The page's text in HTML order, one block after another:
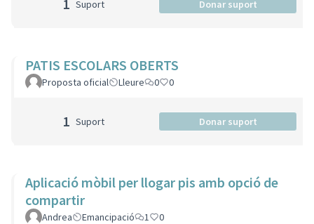
1 Suport Donar suport
PATIS ESCOLARS OBERTS
Proposta oficial Lleure 0 0
1 Suport Donar suport
Aplicació mòbil per llogar pis amb opció de
compartir
Andrea Emancipació 1 0